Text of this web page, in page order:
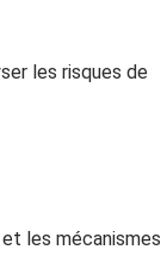
les risques de
les mécanismes